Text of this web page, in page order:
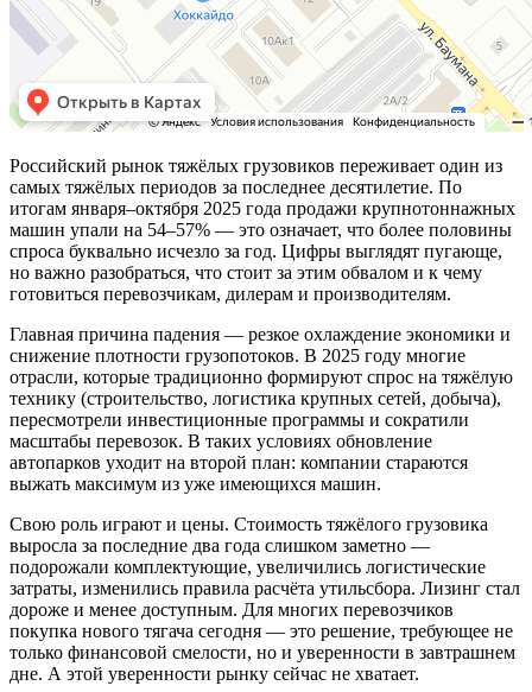
Российский рынок тяжёлых грузовиков переживает один из
самых тяжёлых периодов за последнее десятилетие. По
итогам января–октября 2025 года продажи крупнотоннажных
машин упали на 54–57% — это означает, что более половины
спроса буквально исчезло за год. Цифры выглядят пугающе,
но важно разобраться, что стоит за этим обвалом и к чему
готовиться перевозчикам, дилерам и производителям.
Главная причина падения — резкое охлаждение экономики и
снижение плотности грузопотоков. В 2025 году многие
отрасли, которые традиционно формируют спрос на тяжёлую
технику (строительство, логистика крупных сетей, добыча),
пересмотрели инвестиционные программы и сократили
масштабы перевозок. В таких условиях обновление
автопарков уходит на второй план: компании стараются
выжать максимум из уже имеющихся машин.
Свою роль играют и цены. Стоимость тяжёлого грузовика
выросла за последние два года слишком заметно —
подорожали комплектующие, увеличились логистические
затраты, изменились правила расчёта утильсбора. Лизинг стал
дороже и менее доступным. Для многих перевозчиков
покупка нового тягача сегодня — это решение, требующее не
только финансовой смелости, но и уверенности в завтрашнем
дне. А этой уверенности рынку сейчас не хватает.